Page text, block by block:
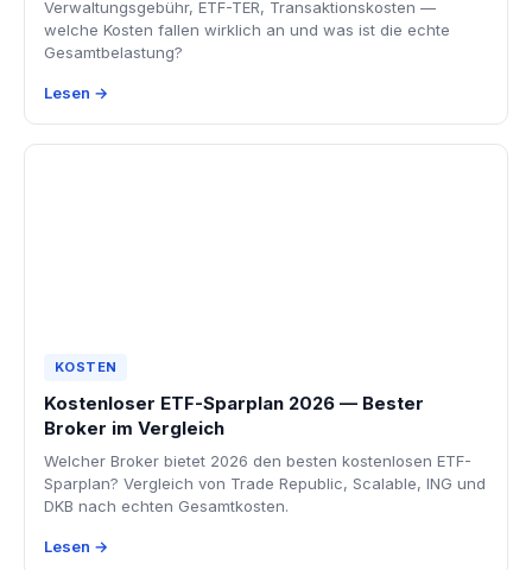
Verwaltungsgebühr, ETF-TER, Transaktionskosten —
welche Kosten fallen wirklich an und was ist die echte
Gesamtbelastung?
Lesen →
KOSTEN
Kostenloser ETF-Sparplan 2026 — Bester
Broker im Vergleich
Welcher Broker bietet 2026 den besten kostenlosen ETF-
Sparplan? Vergleich von Trade Republic, Scalable, ING und
DKB nach echten Gesamtkosten.
Lesen →